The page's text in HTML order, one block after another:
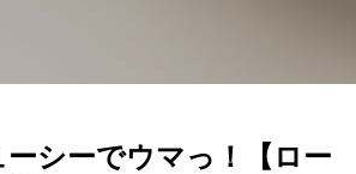
シーでウマっ！【ロー